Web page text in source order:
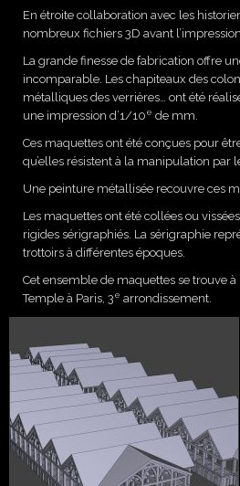
En étroite collaboration avec les
nombreux fichiers 3D avant
La grande finesse de fabrication offre
incomparable. Les chapiteaux des
métalliques des verrières… ont été
une impression d’1/10e de mm.
Ces maquettes ont été conçues pour
qu’elles résistent à la manipulation par
Une peinture métallisée recouvre ces
Les maquettes ont été collées ou
rigides sérigraphiés. La sérigraphie
trottoirs à différentes époques.
Cet ensemble de maquettes se trouve à
Temple à Paris, 3e arrondissement.